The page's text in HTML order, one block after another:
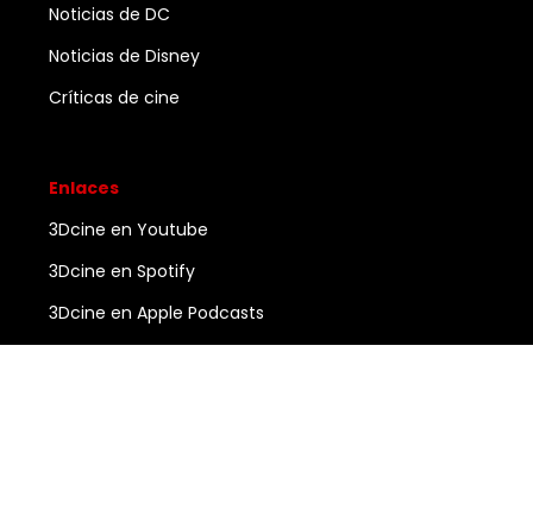
Noticias de DC
Noticias de Disney
Críticas de cine
Enlaces
3Dcine en Youtube
3Dcine en Spotify
3Dcine en Apple Podcasts